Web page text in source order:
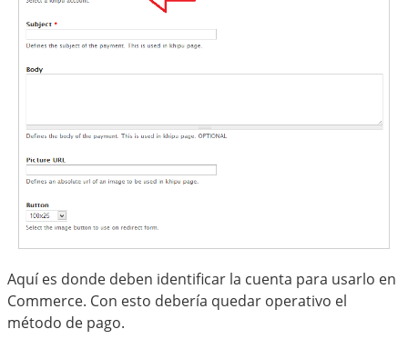
Aquí es donde deben identificar la cuenta para usarlo en
Commerce. Con esto debería quedar operativo el
método de pago.